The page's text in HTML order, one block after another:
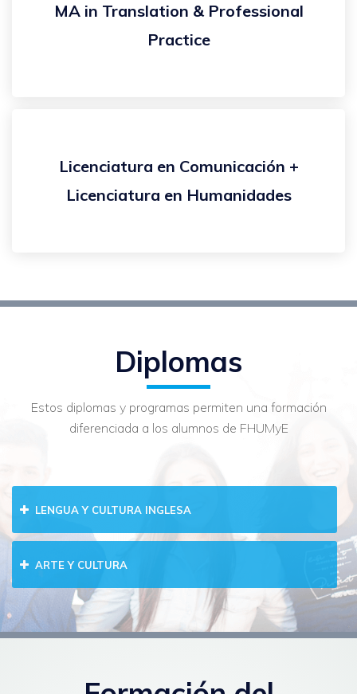
MA in Translation & Professional
Practice
Licenciatura en Comunicación +
Licenciatura en Humanidades
Diplomas
Estos diplomas y programas permiten una formación
diferenciada a los alumnos de FHUMyE
LENGUA Y CULTURA INGLESA
ARTE Y CULTURA